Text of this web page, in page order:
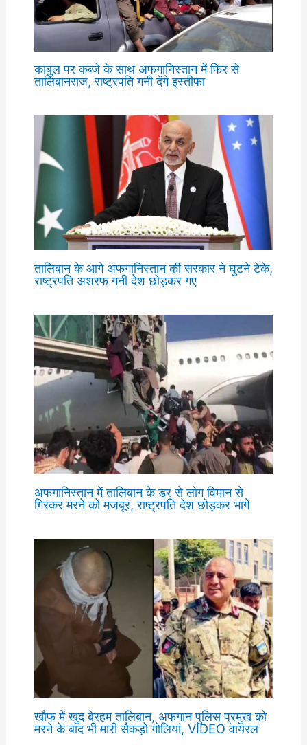
काबुल पर कब्जे के साथ अफगानिस्तान में फिर से
तालिबानराज, राष्ट्रपति गनी देंगे इस्तीफा
तालिबान के आगे अफगानिस्तान की सरकार ने घुटने टेके,
राष्ट्रपति अशरफ गनी देश छोड़कर गए
अफगानिस्तान में तालिबान के डर से लोग विमान से
गिरकर मरने को मजबूर, राष्ट्रपति देश छोड़कर भागे
खौफ में खुद बेरहम तालिबान, अफगान पुलिस प्रमुख को
मरने के बाद भी मारी सैकड़ो गोलियां, VIDEO वायरल